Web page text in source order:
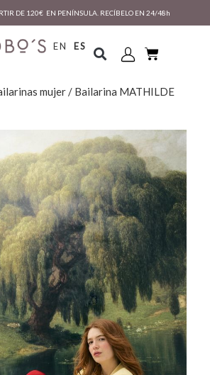
DE 120€ EN PENÍNSULA. RECÍBELO EN 24/48h
EN ES
mujer/ Bailarina MATHILDE